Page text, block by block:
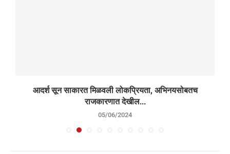
आदर्श सून साकारत मिळवली लोकप्रियता, अभिनयसोबतच
राजकारणात देखील...
05/06/2024